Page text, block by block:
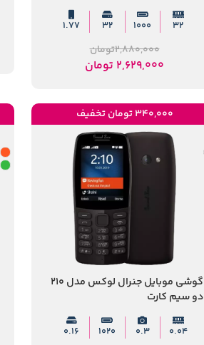
۳۲ 1000 ۳۲ 1.77
2,880,000تومان
2,629,000 تومان
گوشی موبایل جنرال لوکس مدل 210
دو سیم کارت
0.04
0.3
1020
0.16
340,000 تومان تخفیف